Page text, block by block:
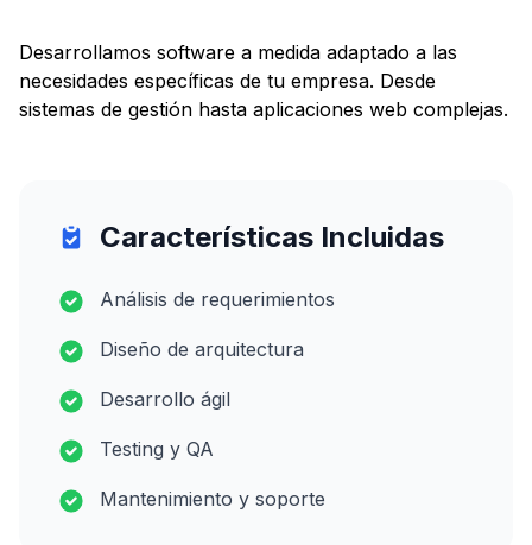
Desarrollamos software a medida adaptado a las
necesidades específicas de tu empresa. Desde
sistemas de gestión hasta aplicaciones web complejas.
Características Incluidas
Análisis de requerimientos
Diseño de arquitectura
Desarrollo ágil
Testing y QA
Mantenimiento y soporte